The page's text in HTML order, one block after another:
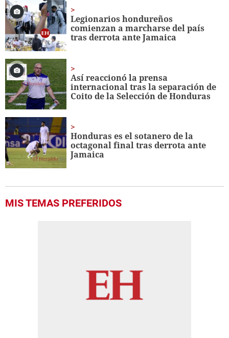
1
minute,
7
seconds
Legionarios hondureños
comienzan a marcharse del país
tras derrota ante Jamaica
Así reaccionó la prensa
internacional tras la separación de
Coito de la Selección de Honduras
Honduras es el sotanero de la
octagonal final tras derrota ante
Jamaica
MIS TEMAS PREFERIDOS